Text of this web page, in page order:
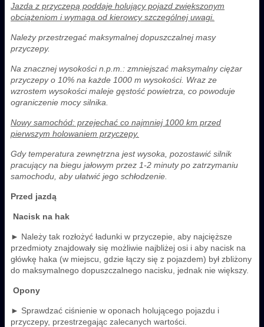
Jazda z przyczepą poddaje holujący pojazd zwiększonym
obciążeniom i wymaga od kierowcy szczególnej uwagi.
Należy przestrzegać maksymalnej dopuszczalnej masy
przyczepy.
Na znacznej wysokości n.p.m.: zmniejszać maksymalny ciężar
przyczepy o 10% na każde 1000 m wysokości. Wraz ze
wzrostem wysokości maleje gęstość powietrza, co powoduje
ograniczenie mocy silnika.
Nowy samochód: przejechać co najmniej 1000 km przed
pierwszym holowaniem przyczepy.
Gdy temperatura zewnętrzna jest wysoka, pozostawić silnik
pracujący na biegu jałowym przez 1-2 minuty po zatrzymaniu
samochodu, aby ułatwić jego schłodzenie.
Przed jazdą
Nacisk na hak
► Należy tak rozłożyć ładunki w przyczepie, aby najcięższe
przedmioty znajdowały się możliwie najbliżej osi i aby nacisk na
główkę haka (w miejscu, gdzie łączy się z pojazdem) był zbliżony
do maksymalnego dopuszczalnego nacisku, jednak nie większy.
Opony
► Sprawdzać ciśnienie w oponach holującego pojazdu i
przyczepy, przestrzegając zalecanych wartości.